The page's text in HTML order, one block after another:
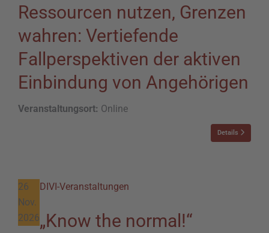
Ressourcen nutzen, Grenzen
wahren: Vertiefende
Fallperspektiven der aktiven
Einbindung von Angehörigen
Veranstaltungsort: Online
Details
26
Nov.
2026
DIVI-Veranstaltungen
„Know the normal!“